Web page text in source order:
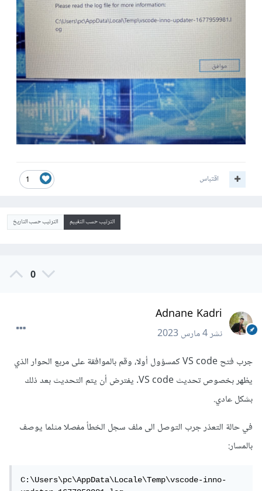
1 اقتباس
الترتيب حسب التقييم الترتيب حسب التاريخ
0
Adnane Kadri
نشر4 مارس 2023
جرب فتح VS code كمسؤول أولا، وقم بالموافقة على مربع الحوار الذي
يظهر بخصوص تحديث VS code. يفترض أن يتم التحديث بعد ذلك
بشكل عادي.
في حالة التعذر جرب التوصل الى ملف سجل الخطأ مفصلا مثلما يوصف
بالمسار:
C:\Users\pc\AppData\Locale\Temp\vscode-inno-